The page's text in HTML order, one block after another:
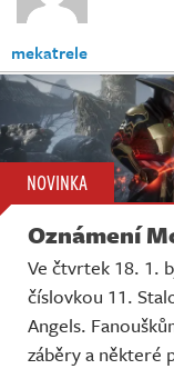
mekatrele
NOVINKA
Oznámení
Ve čtvrtek 18. 1.
číslovkou 11.
Angels.
záběry a některé